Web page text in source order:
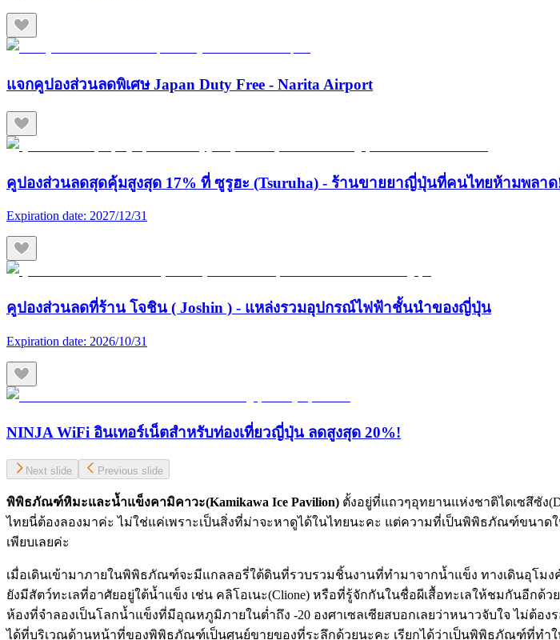
แจกคูปองส่วนลดพิเศษ Japan Duty Free - Narita Airport
คูปองส่วนลดสุดคุ้มสูงสุด 17% ที่ ซูรูฮะ (Tsuruha) - ร้านขายยาญี่ปุ่นที่คนไทยห้ามพลาด
Expiration date: 2027/12/31
คูปองส่วนลดที่ร้าน โจชิน ( Joshin ) - แหล่งรวมอุปกรณ์ไฟฟ้าชั้นนำของญี่ปุ่น
Expiration date: 2026/10/31
NINJA WiFi อินเทอร์เน็ตสำหรับท่องเที่ยวญี่ปุ่น ลดสูงสุด 20%!
Next slide Previous slide
พิพิธภัณฑ์หิมะและน้ำแข็งคามิคาวะ(Kamikawa Ice Pavilion) ตั้งอยู่ที่แถวๆอุทยานแห่งชาติไดเซสึซัง
ไทยนี่ต้องลองมาค่ะ ไม่ใช่แค่เพราะเป็นสิ่งที่ม่าจะหาดูได้ในไทยนะคะ แต่ความที่เป็นพิพิธภัณฑ์ขนา
เพียบเลยค่ะ
เมื่อเดินเข้ามาภายในพิพิธภัณฑ์จะมีแกลลอรี่ใต้ดินที่รวบรวมชิ้นงานที่ทำมาจากน้ำแข็ง ทางเดินอุโ
ยังมีสัตว์ทะเลที่อาศัยอยู่ใต้น้ำแข็ง เช่น คลิโอเนะ(Clione) หรือที่รู้จักกันในชื่อผีเสื้อทะเลให้ชมกันอี
ห้องที่จำลองเป็นโลกน้ำแข็งที่มีอุณหภูมิภายในต่ำถึง -20 องศาเซลเซียสบอกเลยว่าหนาวจับใจ ไม่
ได้ที่บริเวณด้านหน้าที่ของพิพิธภัณฑ์เป็นศูนย์ขายของที่ระลึกด้วยนะคะ เรียกได้ว่าเป็นพิพิธภัณฑ์ที่ทำใ